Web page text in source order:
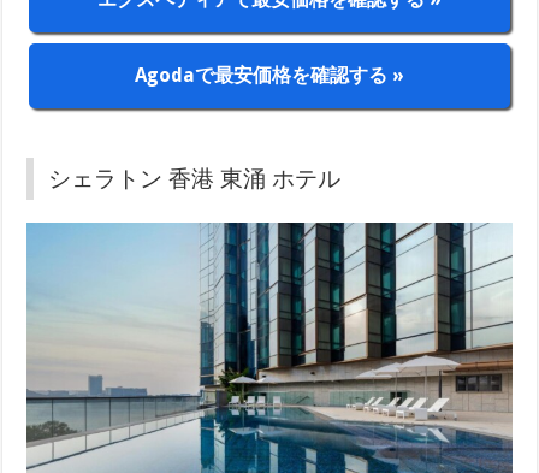
Agodaで最安価格を確認する »
シェラトン 香港 東涌 ホテル